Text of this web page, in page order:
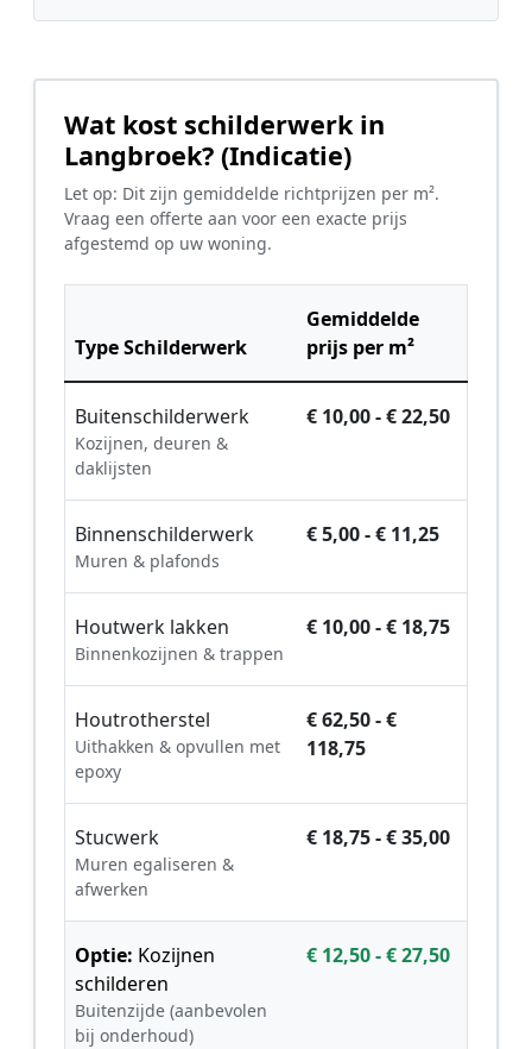
Wat kost schilderwerk in
Langbroek? (Indicatie)
Let op: Dit zijn gemiddelde richtprijzen per m².
Vraag een offerte aan voor een exacte prijs
afgestemd op uw woning.
Type Schilderwerk
Gemiddelde
prijs per m²
Buitenschilderwerk
Kozijnen, deuren &
daklijsten
€ 10,00 - € 22,50
Binnenschilderwerk
Muren & plafonds
€ 5,00 - € 11,25
Houtwerk lakken
Binnenkozijnen & trappen
€ 10,00 - € 18,75
Houtrotherstel
Uithakken & opvullen met
epoxy
€ 62,50 - €
118,75
Stucwerk
Muren egaliseren &
afwerken
€ 18,75 - € 35,00
Optie: Kozijnen
schilderen
Buitenzijde (aanbevolen
bij onderhoud)
€ 12,50 - € 27,50